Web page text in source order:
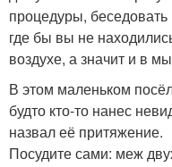
процедуры,
где бы вы не
воздухе, а значит и в
В этом маленьком
будто кто-то нанес
назвал её притяжение.
Посудите сами: меж